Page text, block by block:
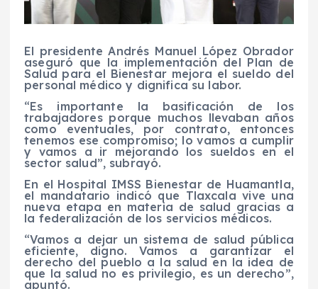
El presidente Andrés Manuel López Obrador
aseguró que la implementación del Plan de
Salud para el Bienestar mejora el sueldo del
personal médico y dignifica su labor.
“Es importante la basificación de los
trabajadores porque muchos llevaban años
como eventuales, por contrato, entonces
tenemos ese compromiso; lo vamos a cumplir
y vamos a ir mejorando los sueldos en el
sector salud”, subrayó.
En el Hospital IMSS Bienestar de Huamantla,
el mandatario indicó que Tlaxcala vive una
nueva etapa en materia de salud gracias a
la federalización de los servicios médicos.
“Vamos a dejar un sistema de salud pública
eficiente, digno. Vamos a garantizar el
derecho del pueblo a la salud en la idea de
que la salud no es privilegio, es un derecho”,
apuntó.